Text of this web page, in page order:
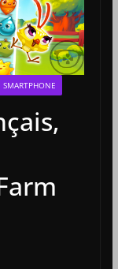
SMARTPHONE